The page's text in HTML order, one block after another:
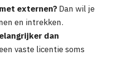
externen? Dan wil je
en intrekken.
dan
vaste licentie soms